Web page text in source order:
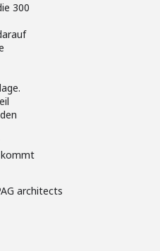
300
kommt
architects